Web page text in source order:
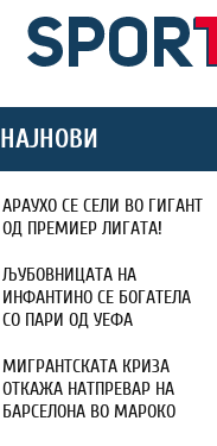
НАЈНОВИ
АРАУХО СЕ СЕЛИ ВО ГИГАНТ
ОД ПРЕМИЕР ЛИГАТА!
ЉУБОВНИЦАТА НА
ИНФАНТИНО СЕ БОГАТЕЛА
СО ПАРИ ОД УЕФА
МИГРАНТСКАТА КРИЗА
ОТКАЖА НАТПРЕВАР НА
БАРСЕЛОНА ВО МАРОКО